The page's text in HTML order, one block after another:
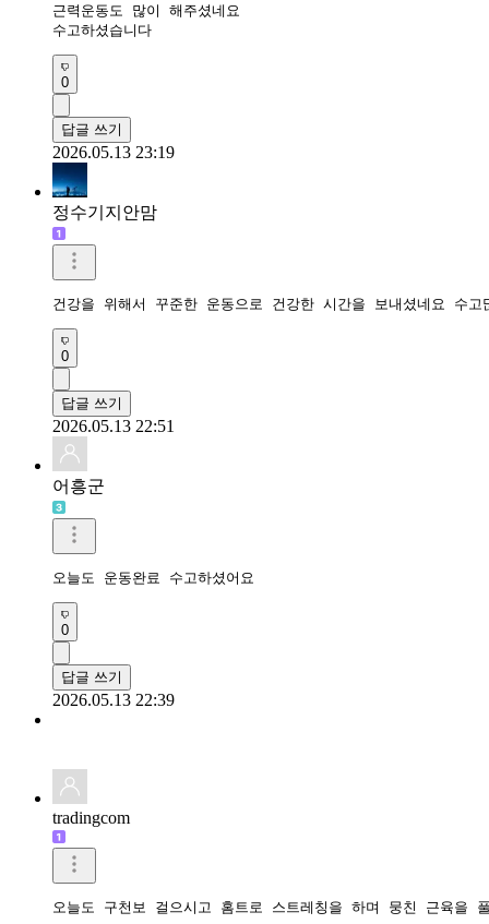
근력운동도 많이 해주셨네요
수고하셨습니다
0
답글 쓰기
2026.05.13 23:19
정수기지안맘
건강을 위해서 꾸준한 운동으로 건강한 시간을 보내셨네요 수
0
답글 쓰기
2026.05.13 22:51
어흥군
오늘도 운동완료 수고하셨어요
0
답글 쓰기
2026.05.13 22:39
tradingcom
오늘도 구천보 걸으시고 홈트로 스트레칭을 하며 뭉친 근육을